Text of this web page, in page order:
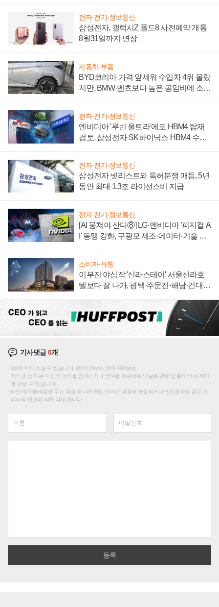
전자·전기·정보통신
삼성전자, 갤럭시Z 폴드8 사전예약 개통
8월31일까지 연장
자동차·부품
BYD코리아 가격 앞세워 수입차 4위 올랐
지만, BMW·벤츠보다 높은 공임비에 소비
전자·전기·정보통신
엔비디아 '루빈 울트라'에도 HBM4 탑재
검토, 삼성전자·SK하이닉스 HBM4 수율
전자·전기·정보통신
삼성전자 넷리스트와 특허분쟁 매듭, 5년
동안 최대 1.3조 라이선스비 지급
전자·전기·정보통신
[AI 뭉쳐야 산다⑧] LG·엔비디아 '피지컬 A
I' 동맹 강화, 구광모 제조·데이터·기술 결
소비자·유통
이부진 야심작 '신라스테이' 서울신라호
텔보다 잘 나가, 평택·주문진·해남·건대로
기사댓글0개
200자까지 쓰실 수 있습니다. (현재 0 byte / 최대 400byte)
저작권 등 다른 사람의 권리를 침해하거나 명예를 훼손하는 댓글은 관련 법률에 의해 제재
를 받을 수 있습니다.
타인에게 불쾌감을 주는 욕설 등 비하하는 단어가 내용에 포함되거나 인신공격성 글은 관
리자의 판단에 의해 삭제 합니다.